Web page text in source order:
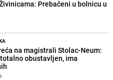
Prebačeni u bolnicu u
na magistrali Stolac-Neum:
obustavljen, ima